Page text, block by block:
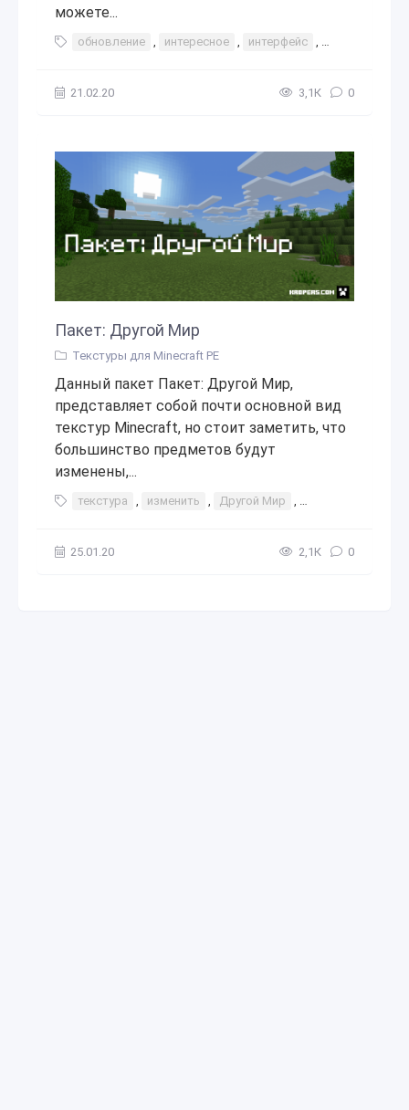
можете...
обновление , интересное , интерфейс , изменение
21.02.20 3,1К 0
Пакет: Другой Мир
Текстуры для Minecraft PE
Данный пакет Пакет: Другой Мир,
представляет собой почти основной вид
текстур Minecraft, но стоит заметить, что
большинство предметов будут
изменены,...
текстура , изменить , Другой Мир , интерфейс
25.01.20 2,1К 0